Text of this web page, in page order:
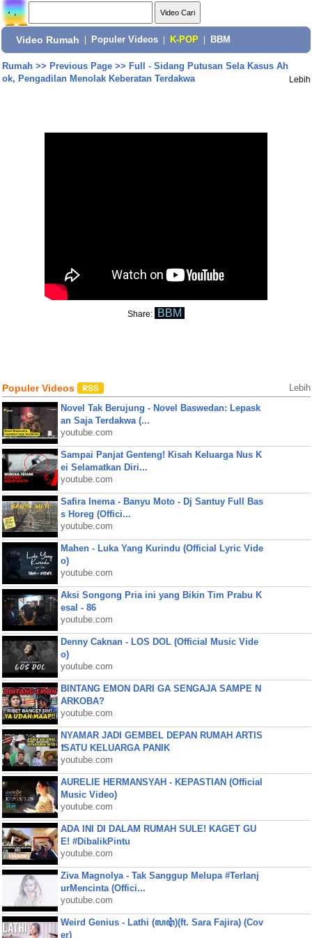
Video Rumah Populer Videos K-POP BBM
Rumah>> Previous Page>> Full - Sidang Putusan Sela Kasus Ah
ok, Pengadilan Menolak Keberatan Terdakwa
Lebih
Share: BBM
Populer Videos Lebih
Novel Tak Berujung - Novel Baswedan: Lepask
an Saja Terdakwa (...
youtube.com
Sampai Panjat Genteng! Kisah Keluarga Nus K
ei Selamatkan Diri...
youtube.com
Safira Inema - Banyu Moto - Dj Santuy Full Bas
s Horeg (Offici...
youtube.com
Mahen - Luka Yang Kurindu (Official Lyric Vide
o)
youtube.com
Aksi Songong Pria ini yang Bikin Tim Prabu K
esal - 86
youtube.com
Denny Caknan - LOS DOL (Official Music Vide
o)
youtube.com
BINTANG EMON DARI GA SENGAJA SAMPE N
ARKOBA?
youtube.com
NYAMAR JADI GEMBEL DEPAN RUMAH ARTIS
❗SATU KELUARGA PANIK
youtube.com
AURELIE HERMANSYAH - KEPASTIAN (Official
Music Video)
youtube.com
ADA INI DI DALAM RUMAH SULE! KAGET GU
E! #DibalikPintu
youtube.com
Ziva Magnolya - Tak Sanggup Melupa #Terlanj
urMencinta (Offici...
youtube.com
Weird Genius - Lathi (ꦭꦛꦶ)(ft. Sara Fajira) (Cov
er)